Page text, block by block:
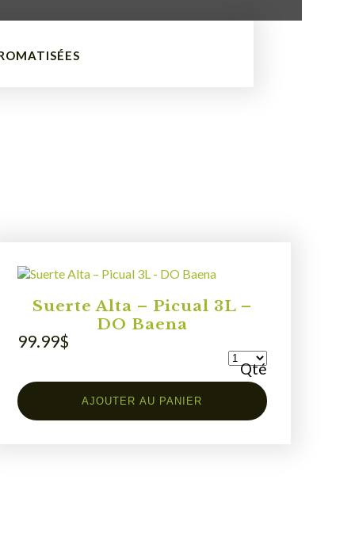
Suerte Alta – Picual 3L –
DO Baena
99.99$
Qté
AJOUTER AU PANIER